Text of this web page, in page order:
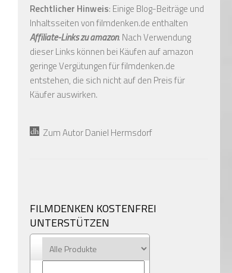
Rechtlicher Hinweis: Einige Blog-Beiträge und
Inhaltsseiten von filmdenken.de enthalten
Affiliate-Links zu amazon. Nach Verwendung
dieser Links können bei Käufen auf amazon
geringe Vergütungen für filmdenken.de
entstehen, die sich nicht auf den Preis für
Käufer auswirken.
Zum Autor Daniel Hermsdorf
FILMDENKEN KOSTENFREI
UNTERSTÜTZEN